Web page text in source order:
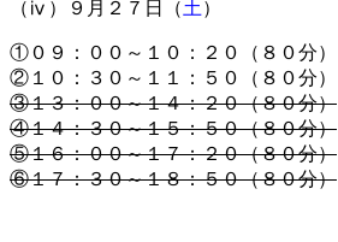
（ⅳ）９月２７日（土 ）
①０９：００～１０：２０（８０分）
②１０：３０～１１：５０（８０分）
③１３：００～１４：２０（８０分）
④１４：３０～１５：５０（８０分）
⑤１６：００～１７：２０（８０分）
⑥１７：３０～１８：５０（８０分）